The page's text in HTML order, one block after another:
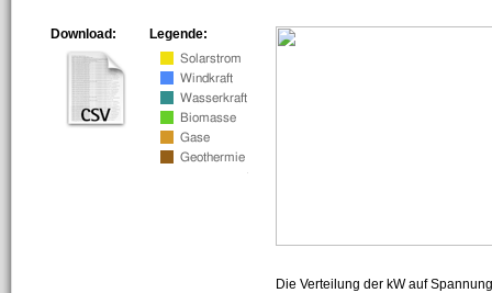
Legende:
Download:
Die Verteilung der kW auf